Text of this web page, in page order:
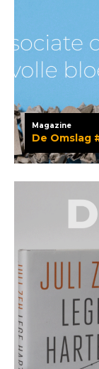
Magazine
De Omslag